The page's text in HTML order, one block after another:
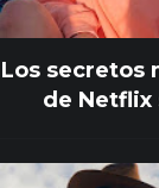
Los secretos
de Netflix